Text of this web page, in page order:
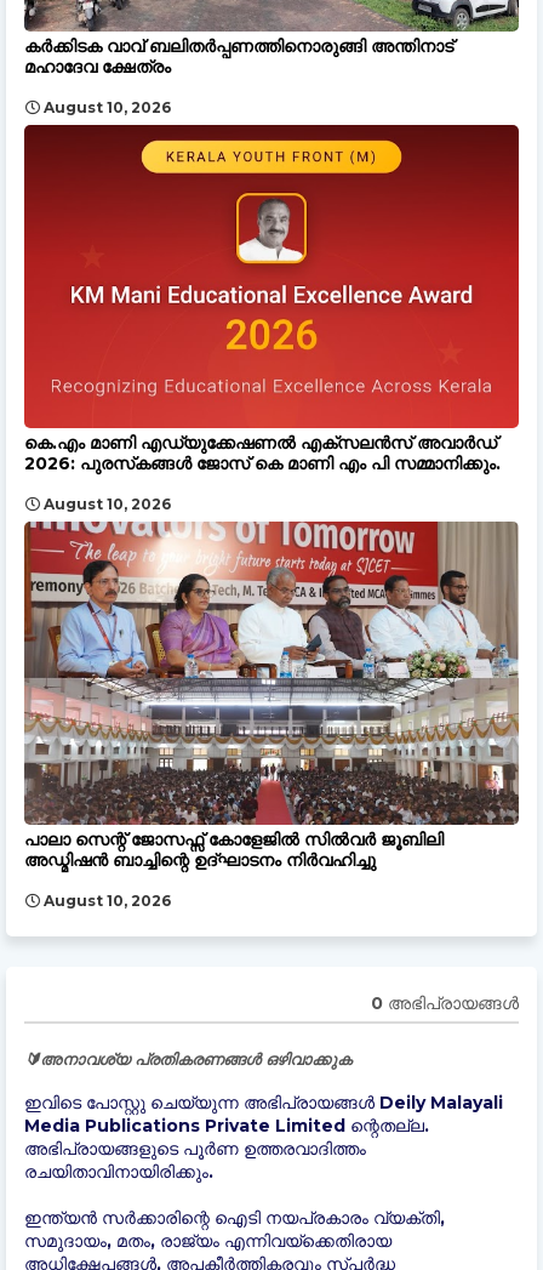
കർക്കിടക വാവ് ബലിതർപ്പണത്തിനൊരുങ്ങി അന്തിനാട്
മഹാദേവ ക്ഷേത്രം
August 10, 2026
കെ.എം മാണി എഡ്യുക്കേഷണൽ എക്‌സലൻസ് അവാർഡ്
2026: പുരസ്‌കങ്ങൾ ജോസ് കെ മാണി എം പി സമ്മാനിക്കും.
August 10, 2026
പാലാ സെന്റ് ജോസഫ്സ് കോളേജിൽ സിൽവർ ജൂബിലി
അഡ്മിഷൻ ബാച്ചിന്റെ ഉദ്ഘാടനം നിർവഹിച്ചു
August 10, 2026
0 അഭിപ്രായങ്ങള്‍
🔰അനാവശ്യ പ്രതികരണങ്ങൾ ഒഴിവാക്കുക
ഇവിടെ പോസ്റ്റു ചെയ്യുന്ന അഭിപ്രായങ്ങൾ Deily Malayali
Media Publications Private Limited ന്റെതല്ല.
അഭിപ്രായങ്ങളുടെ പൂർണ ഉത്തരവാദിത്തം
രചയിതാവിനായിരിക്കും.
ഇന്ത്യന്‍ സർക്കാരിന്റെ ഐടി നയപ്രകാരം വ്യക്തി,
സമുദായം, മതം, രാജ്യം എന്നിവയ്ക്കെതിരായ
അധിക്ഷേപങ്ങൾ, അപകീർത്തികരവും സ്പർദ്ധ